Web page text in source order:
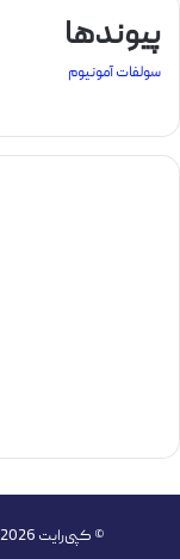
پیوندها
سولفات آمونیوم
© کپی‌رایت 2026, تمامی حقوق برای پترو طرح پارس محفوظ است